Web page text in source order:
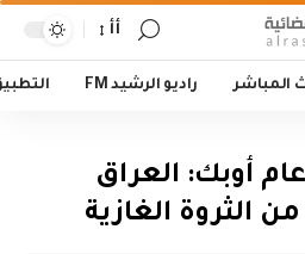
أأ
المباشر راديو الرشيد FM
أوبك: العراق
الثروة الغازية